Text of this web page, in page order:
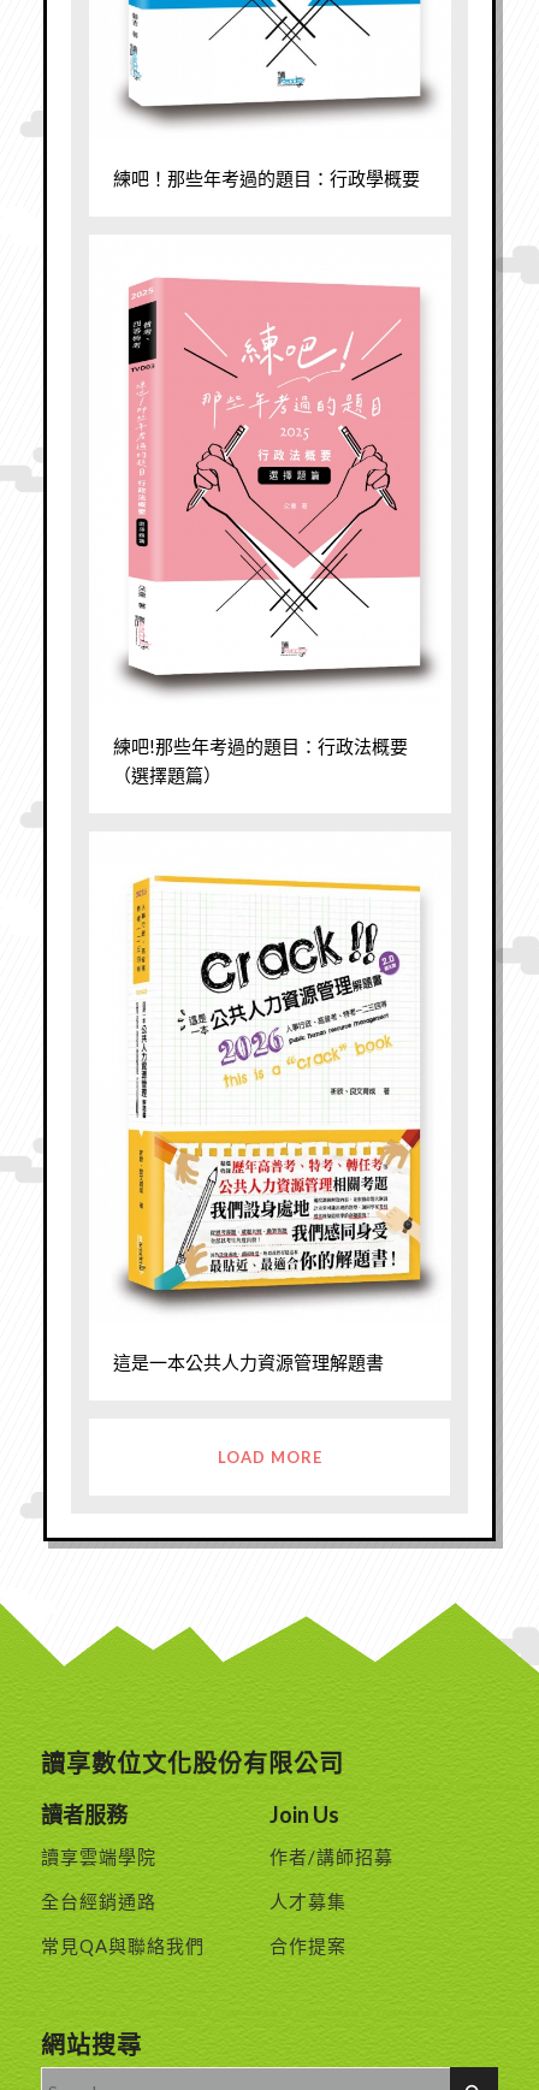
練吧！那些年考過的題目：行政學概要
練吧!那些年考過的題目：行政法概要
（選擇題篇）
這是一本公共人力資源管理解題書
LOAD MORE
讀享數位文化股份有限公司
讀者服務
讀享雲端學院
全台經銷通路
常見QA與聯絡我們
Join Us
作者/講師招募
人才募集
合作提案
網站搜尋